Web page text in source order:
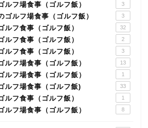
ルフ場食事（ゴルフ飯） 3
ゴルフ場食事（ゴルフ飯） 3
ルフ食事（ゴルフ飯） 32
ルフ食事（ゴルフ飯） 2
ルフ食事（ゴルフ飯） 3
ルフ場食事（ゴルフ飯） 13
ルフ場食事（ゴルフ飯） 1
ルフ場食事（ゴルフ飯) 33
ルフ食事（ゴルフ飯） 1
ルフ場食事（ゴルフ飯） 8